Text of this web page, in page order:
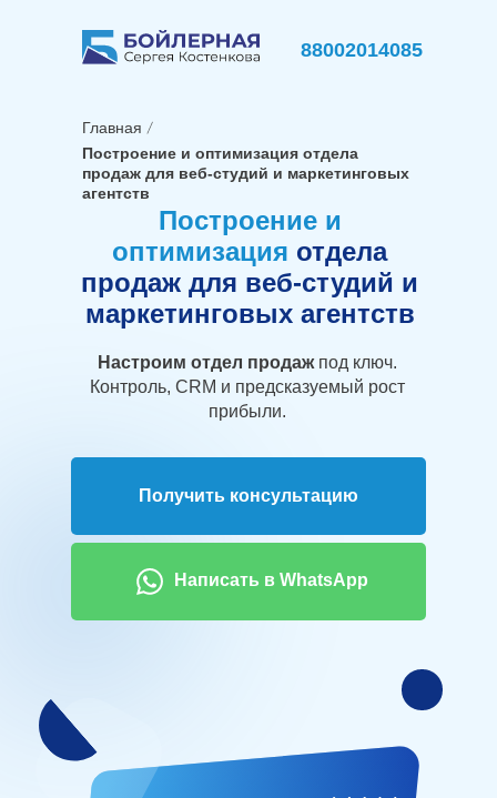
Построение и
оптимизация отдела
продаж для веб-студий и
маркетинговых агентств
Настроим отдел продажпод ключ.
Контроль, CRM и предсказуемый рост
прибыли.
Получить консультацию
88002014085
Главная
Построение и оптимизация отдела
продаж для веб-студий и маркетинговых
агентств
Написать в WhatsApp